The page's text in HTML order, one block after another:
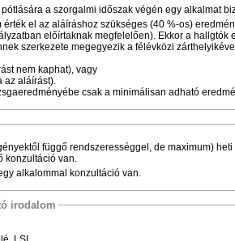
a szorgalmi időszak végén egy alkalmat
el az aláíráshoz szükséges (40 %-os)
előírtaknak megfelelően). Ekkor a hallgtók
szerkezete megegyezik a félévközi
nem kaphat), vagy
az aláírást).
csak a minimálisan adható
függő rendszerességgel, de maximum)
konzultáció van.
alkalommal konzultáció van.
irodalom